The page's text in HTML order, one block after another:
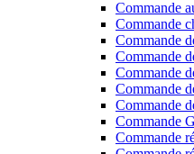
Commande
Commande
Commande
Commande
Commande
Commande
Commande
Commande
Commande